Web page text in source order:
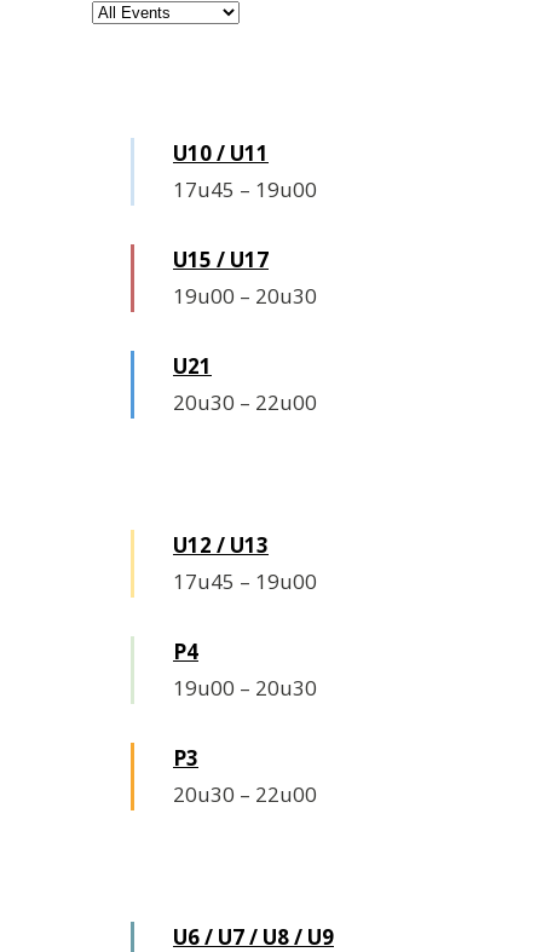
U10 / U11
17u45 – 19u00
U15 / U17
19u00 – 20u30
U21
20u30 – 22u00
U12 / U13
17u45 – 19u00
P4
19u00 – 20u30
P3
20u30 – 22u00
U6 / U7 / U8 / U9